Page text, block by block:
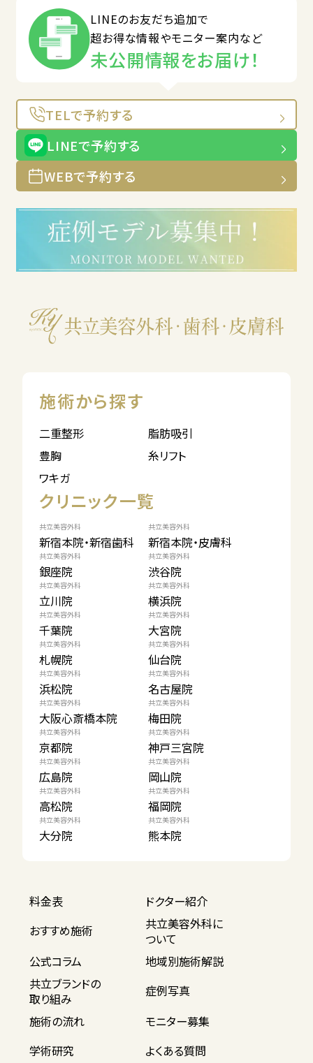
LINEのお友だち追加で
超お得な情報やモニター案内など
未公開情報をお届け！
TELで予約する
LINEで予約する
WEBで予約する
施術から探す
二重整形
脂肪吸引
豊胸
糸リフト
ワキガ
クリニック一覧
共立美容外科
新宿本院・新宿歯科
共立美容外科
新宿本院・皮膚科
共立美容外科
銀座院
共立美容外科
渋谷院
共立美容外科
立川院
共立美容外科
横浜院
共立美容外科
千葉院
共立美容外科
大宮院
共立美容外科
札幌院
共立美容外科
仙台院
共立美容外科
浜松院
共立美容外科
名古屋院
共立美容外科
大阪心斎橋本院
共立美容外科
梅田院
共立美容外科
京都院
共立美容外科
神戸三宮院
共立美容外科
広島院
共立美容外科
岡山院
共立美容外科
高松院
共立美容外科
福岡院
共立美容外科
大分院
共立美容外科
熊本院
料金表
ドクター紹介
おすすめ施術
共立美容外科に
ついて
公式コラム
地域別施術解説
共立ブランドの
取り組み
症例写真
施術の流れ
モニター募集
学術研究
よくある質問